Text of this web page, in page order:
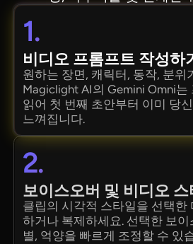
1.
비디오 프롬프트 작성하
원하는 장면, 캐릭터, 동작, 분위
Magiclight AI의 Gemini Omni는
읽어 첫 번째 초안부터 이미 당
느껴집니다.
2.
보이스오버 및 비디오 스
클립의 시각적 스타일을 선택한
하거나 복제하세요. 선택한 보이
별, 억양을 빠르게 조정할 수 있